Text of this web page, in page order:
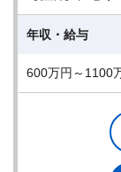
年収・給与
600万円～1100